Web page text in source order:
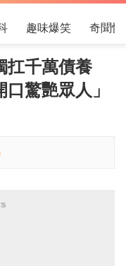
趣味爆笑 奇聞怪
扛千萬債養
驚艷眾人」